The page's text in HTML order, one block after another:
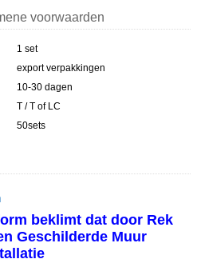
voorwaarden
1 set
export verpakkingen
10-30 dagen
T / T of LC
50sets
beklimt dat door Rek
Geschilderde Muur